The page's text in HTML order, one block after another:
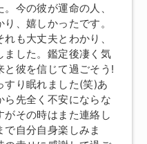
今の彼が運命の人、
、嬉しかったです。
も大丈夫とわかり、
ました。鑑定後凄く気
彼を信じて過ごそう!
すり眠れました(笑)あ
ら先全く不安にならな
その時はまた連絡し
自分自身楽しみま